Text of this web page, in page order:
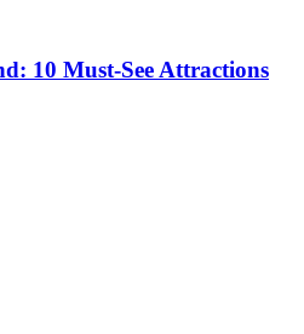
10 Must-See Attractions